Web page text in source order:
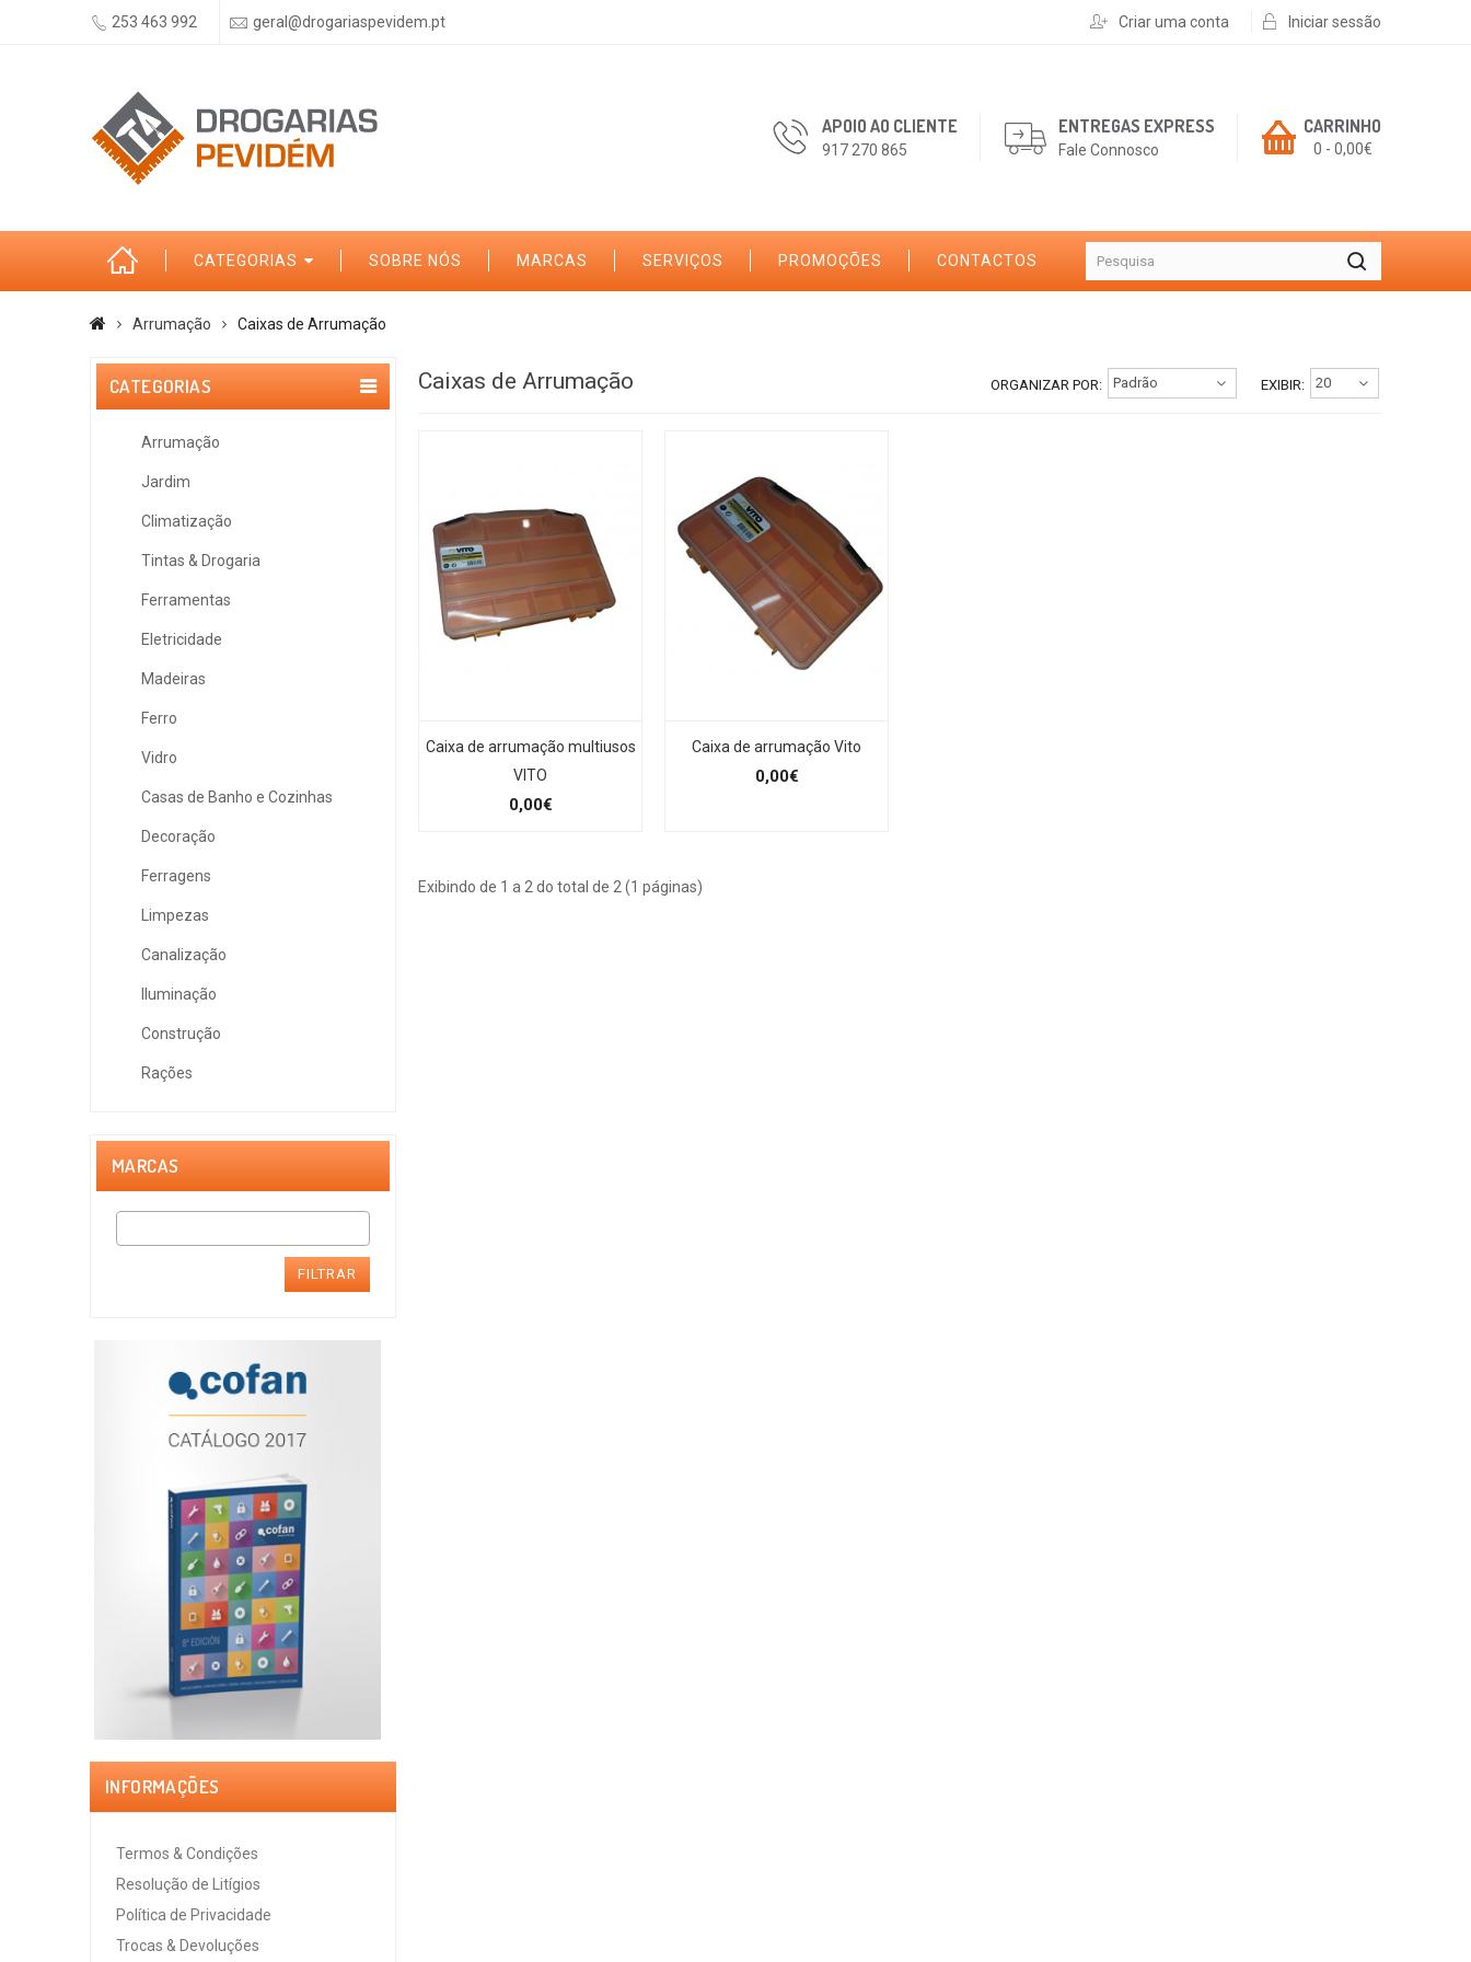
253 463 992 geral@drogariaspevidem.pt Criar uma conta Iniciar sessão
CARRINHO
0 - 0,00€
APOIO AO CLIENTE
917 270 865
ENTREGAS EXPRESS
Fale Connosco
CATEGORIAS SOBRE NÓS MARCAS SERVIÇOS PROMOÇÕES CONTACTOS
Arrumação Caixas de Arrumação
CATEGORIAS
Arrumação
Jardim
Climatização
Tintas & Drogaria
Ferramentas
Eletricidade
Madeiras
Ferro
Vidro
Casas de Banho e Cozinhas
Decoração
Ferragens
Limpezas
Canalização
Iluminação
Construção
Rações
MARCAS
FILTRAR
INFORMAÇÕES
Termos & Condições
Resolução de Litígios
Política de Privacidade
Trocas & Devoluções
Caixas de Arrumação EXIBIR:
ORGANIZAR POR:
Caixa de arrumação multiusos
VITO
0,00€
Caixa de arrumação Vito
0,00€
Exibindo de 1 a 2 do total de 2 (1 páginas)